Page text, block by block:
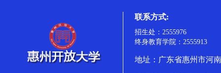
联系方式:
招生处：2555976
终身教育学院：2555913
地址：广东省惠州市河